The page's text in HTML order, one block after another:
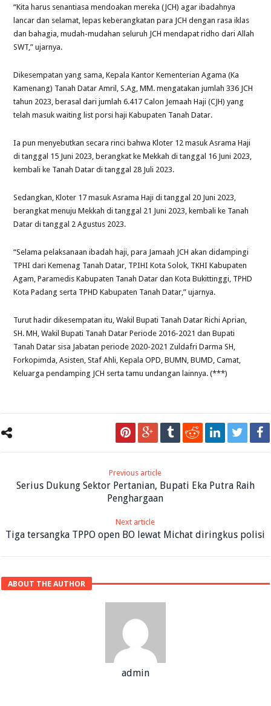
“Kita harus senantiasa mendoakan mereka (JCH) agar ibadahnya
lancar dan selamat, lepas keberangkatan para JCH dengan rasa iklas
dan bahagia, mudah-mudahan seluruh JCH mendapat ridho dari Allah
SWT,” ujarnya.
Dikesempatan yang sama, Kepala Kantor Kementerian Agama (Ka
Kamenang) Tanah Datar Amril, S.Ag, MM. mengatakan jumlah 336 JCH
tahun 2023, berasal dari jumlah 6.417 Calon Jemaah Haji (CJH) yang
telah masuk waiting list porsi haji Kabupaten Tanah Datar.
Ia pun menyebutkan secara rinci bahwa Kloter 12 masuk Asrama Haji
di tanggal 15 Juni 2023, berangkat ke Mekkah di tanggal 16 Juni 2023,
kembali ke Tanah Datar di tanggal 28 Juli 2023.
Sedangkan, Kloter 17 masuk Asrama Haji di tanggal 20 Juni 2023,
berangkat menuju Mekkah di tanggal 21 Juni 2023, kembali ke Tanah
Datar di tanggal 2 Agustus 2023.
“Selama pelaksanaan ibadah haji, para Jamaah JCH akan didampingi
TPHI dari Kemenag Tanah Datar, TPIHI Kota Solok, TKHI Kabupaten
Agam, Paramedis Kabupaten Tanah Datar dan Kota Bukittinggi, TPHD
Kota Padang serta TPHD Kabupaten Tanah Datar,” ujarnya.
Turut hadir dikesempatan itu, Wakil Bupati Tanah Datar Richi Aprian,
SH. MH, Wakil Bupati Tanah Datar Periode 2016-2021 dan Bupati
Tanah Datar sisa Jabatan periode 2020-2021 Zuldafri Darma SH,
Forkopimda, Asisten, Staf Ahli, Kepala OPD, BUMN, BUMD, Camat,
Keluarga pendamping JCH serta tamu undangan lainnya. (***)
Previous article
Serius Dukung Sektor Pertanian, Bupati Eka Putra Raih
Penghargaan
Next article
Tiga tersangka TPPO open BO lewat Michat diringkus polisi
ABOUT THE AUTHOR
admin